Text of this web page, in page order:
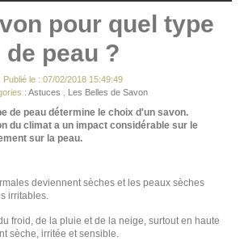
pour quel type
de peau ?
Publié le : 07/02/2018 15:49:49
: Astuces Les Belles de Savon
de peau détermine le choix d'un savon.
du climat a un impact considérable sur le
sur la peau.
deviennent sèches et les peaux sèches
irritables.
froid, de la pluie et de la neige, surtout en haute
sèche, irritée et sensible.